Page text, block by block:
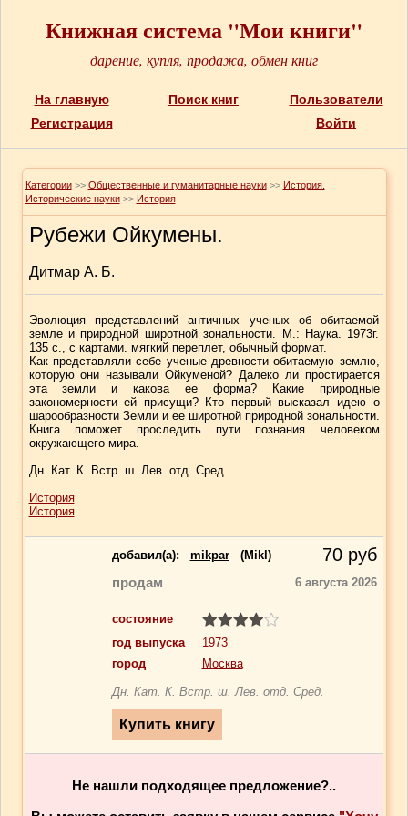
Книжная система "Мои книги"
дарение, купля, продажа, обмен книг
На главную Поиск книг
Пользователи
Регистрация
Войти
Категории >> Общественные и гуманитарные науки >> История.
Исторические науки >> История
Рубежи Ойкумены.
Дитмар А. Б.
Эволюция представлений античных ученых об обитаемой
земле и природной широтной зональности. М.: Наука. 1973г.
135 с., с картами. мягкий переплет, обычный формат.
Как представляли себе ученые древности обитаемую землю,
которую они называли Ойкуменой? Далеко ли простирается
эта земли и какова ее форма? Какие природные
закономерности ей присущи? Кто первый высказал идею о
шарообразности Земли и ее широтной природной зональности.
Книга поможет проследить пути познания человеком
окружающего мира.
Дн. Кат. К. Встр. ш. Лев. отд. Сред.
История
История
добавил(a): mikpar (Mikl) 70 руб
продам 6 августа 2026
состояние
год выпуска
1973
город
Москва
Дн. Кат. К. Встр. ш. Лев. отд. Сред.
Не нашли подходящее предложение?..